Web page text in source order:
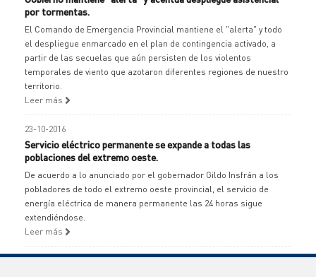
por tormentas.
El Comando de Emergencia Provincial mantiene el "alerta" y todo
el despliegue enmarcado en el plan de contingencia activado, a
partir de las secuelas que aún persisten de los violentos
temporales de viento que azotaron diferentes regiones de nuestro
territorio.
Leer más
23-10-2016
Servicio eléctrico permanente se expande a todas las
poblaciones del extremo oeste.
De acuerdo a lo anunciado por el gobernador Gildo Insfrán a los
pobladores de todo el extremo oeste provincial, el servicio de
energía eléctrica de manera permanente las 24 horas sigue
extendiéndose.
Leer más